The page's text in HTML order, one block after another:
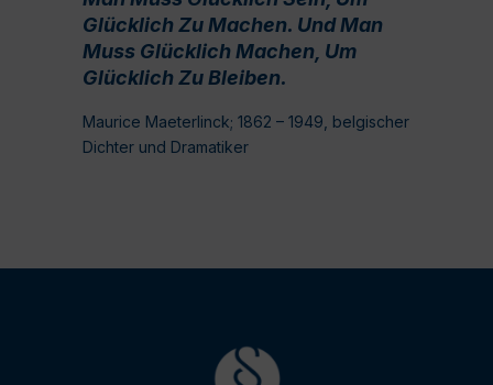
Glücklich Zu Machen. Und Man
Muss Glücklich Machen, Um
Glücklich Zu Bleiben.
Maurice Maeterlinck; 1862 – 1949, belgischer
Dichter und Dramatiker